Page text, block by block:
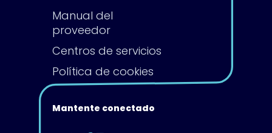
Manual del
proveedor
Centros de servicios
Política de cookies
Mantente conectado